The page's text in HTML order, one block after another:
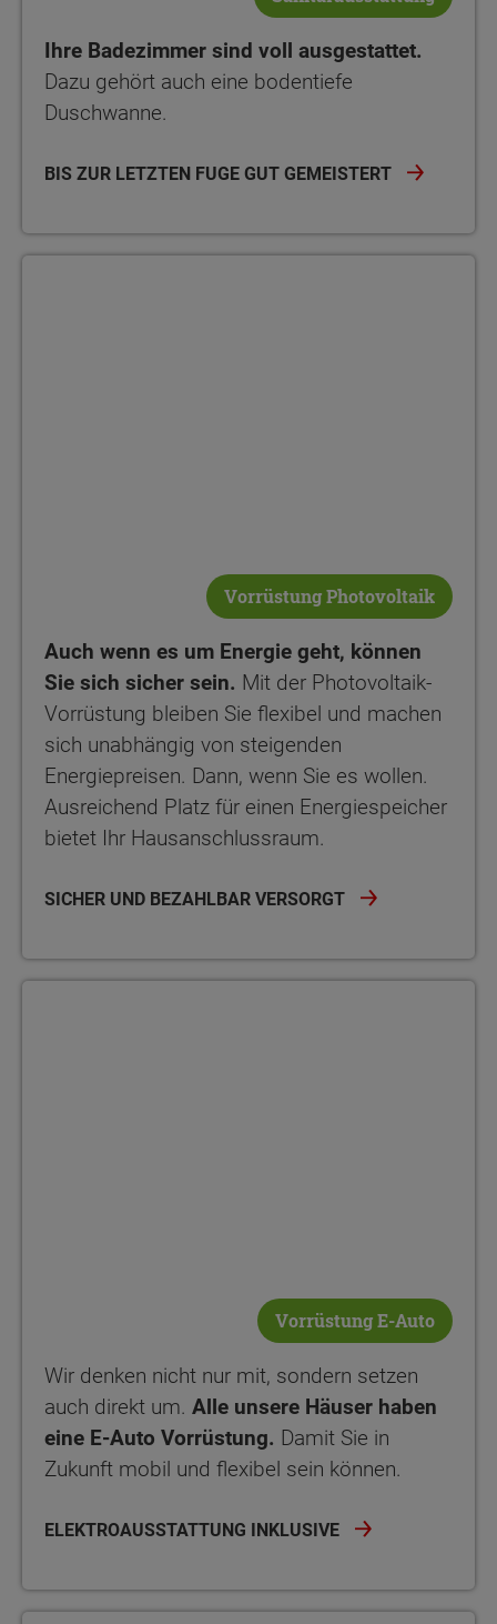
Ihre Badezimmer sind voll ausgestattet.
Dazu gehört auch eine bodentiefe
Duschwanne.
BIS ZUR LETZTEN FUGE GUT GEMEISTERT
Vorrüstung Photovoltaik
Auch wenn es um Energie geht, können
Sie sich sicher sein. Mit der Photovoltaik-
Vorrüstung bleiben Sie flexibel und machen
sich unabhängig von steigenden
Energiepreisen. Dann, wenn Sie es wollen.
Ausreichend Platz für einen Energiespeicher
bietet Ihr Hausanschlussraum.
SICHER UND BEZAHLBAR VERSORGT
Vorrüstung E-Auto
Wir denken nicht nur mit, sondern setzen
auch direkt um. Alle unsere Häuser haben
eine E-Auto Vorrüstung. Damit Sie in
Zukunft mobil und flexibel sein können.
ELEKTROAUSSTATTUNG INKLUSIVE